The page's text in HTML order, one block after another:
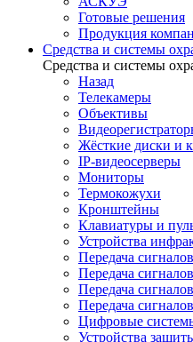
Готовые решения
Продукция
Средства и системы
Средства и системы
Назад
Телекамеры
Объективы
Жёсткие диски и
IP-видеосерверы
Мониторы
Термокожухи
Кронштейны
Клавиатуры и
Устройства
Передача
Передача
Передача
Передача
Цифровые
Устройства